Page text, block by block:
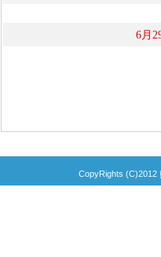
6月
CopyRights (C)2012